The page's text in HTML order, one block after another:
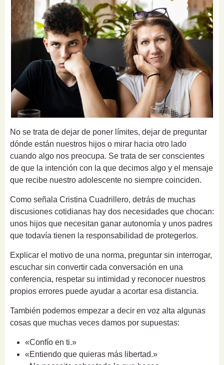
No se trata de dejar de poner límites, dejar de preguntar
dónde están nuestros hijos o mirar hacia otro lado
cuando algo nos preocupa. Se trata de ser conscientes
de que la intención con la que decimos algo y el mensaje
que recibe nuestro adolescente no siempre coinciden.
Como señala Cristina Cuadrillero, detrás de muchas
discusiones cotidianas hay dos necesidades que chocan:
unos hijos que necesitan ganar autonomía y unos padres
que todavía tienen la responsabilidad de protegerlos.
Explicar el motivo de una norma, preguntar sin interrogar,
escuchar sin convertir cada conversación en una
conferencia, respetar su intimidad y reconocer nuestros
propios errores puede ayudar a acortar esa distancia.
También podemos empezar a decir en voz alta algunas
cosas que muchas veces damos por supuestas:
«Confío en ti.»
«Entiendo que quieras más libertad.»